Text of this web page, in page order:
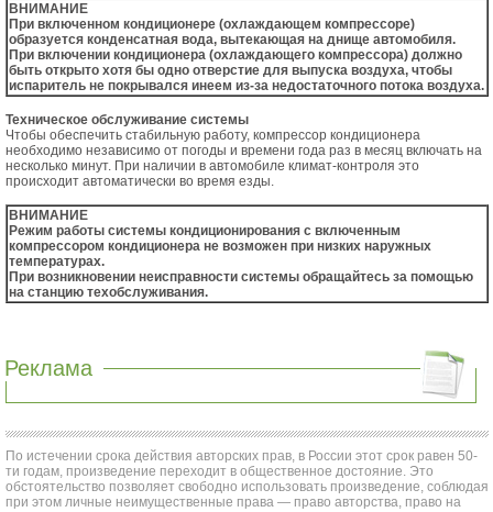
ВНИМАНИЕ
При включенном кондиционере (охлаждающем компрессоре)
образуется конденсатная вода, вытекающая на днище автомобиля.
При включении кондиционера (охлаждающего компрессора) должно
быть открыто хотя бы одно отверстие для выпуска воздуха, чтобы
испаритель не покрывался инеем из-за недостаточного потока воздуха.
Техническое обслуживание системы
Чтобы обеспечить стабильную работу, компрессор кондиционера
необходимо независимо от погоды и времени года раз в месяц включать на
несколько минут. При наличии в автомобиле климат-контроля это
происходит автоматически во время езды.
ВНИМАНИЕ
Режим работы системы кондиционирования с включенным
компрессором кондиционера не возможен при низких наружных
температурах.
При возникновении неисправности системы обращайтесь за помощью
на станцию техобслуживания.
Реклама
По истечении срока действия авторских прав, в России этот срок равен 50-
ти годам, произведение переходит в общественное достояние. Это
обстоятельство позволяет свободно использовать произведение, соблюдая
при этом личные неимущественные права — право авторства, право на